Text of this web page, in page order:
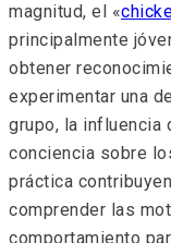
magnitud, el «
principalmente
obtener
experimentar una
grupo, la
conciencia sobre
práctica
comprender las
comportamiento